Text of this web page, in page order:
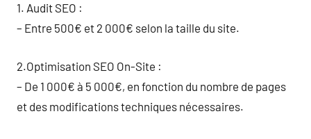
1. Audit SEO :
– Entre 500€ et 2 000€ selon la taille du site.
2.Optimisation SEO On-Site :
– De 1 000€ à 5 000€, en fonction du nombre de pages
et des modifications techniques nécessaires.